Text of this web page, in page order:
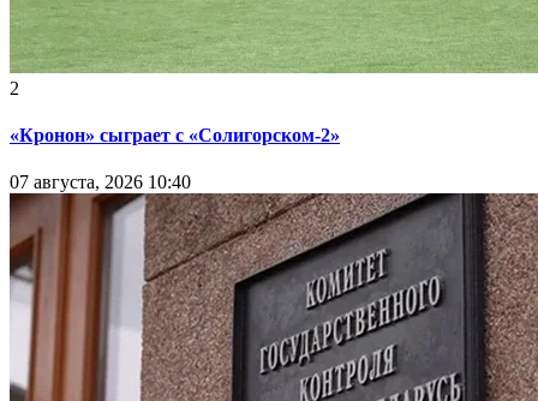
2
«Кронон» сыграет с «Солигорском-2»
07 августа, 2026 10:40